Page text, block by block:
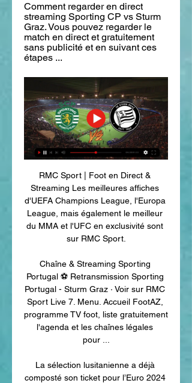
Comment regarder en direct
streaming Sporting CP vs Sturm
Graz. Vous pouvez regarder le
match en direct et gratuitement
sans publicité et en suivant ces
étapes ...
RMC Sport | Foot en Direct &
Streaming Les meilleures affiches
d'UEFA Champions League, l'Europa
League, mais également le meilleur
du MMA et l'UFC en exclusivité sont
sur RMC Sport.
Chaîne & Streaming Sporting
Portugal ⚽ Retransmission Sporting
Portugal - Sturm Graz · Voir sur RMC
Sport Live 7. Menu. Accueil FootAZ,
programme TV foot, liste gratuitement
l'agenda et les chaînes légales
pour ...
La sélection lusitanienne a déjà
composté son ticket pour l’Euro 2024